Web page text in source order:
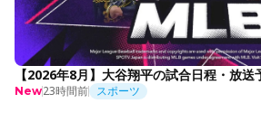
【2026年8月】大谷翔平の試合日程・放送
New23時間前 スポーツ